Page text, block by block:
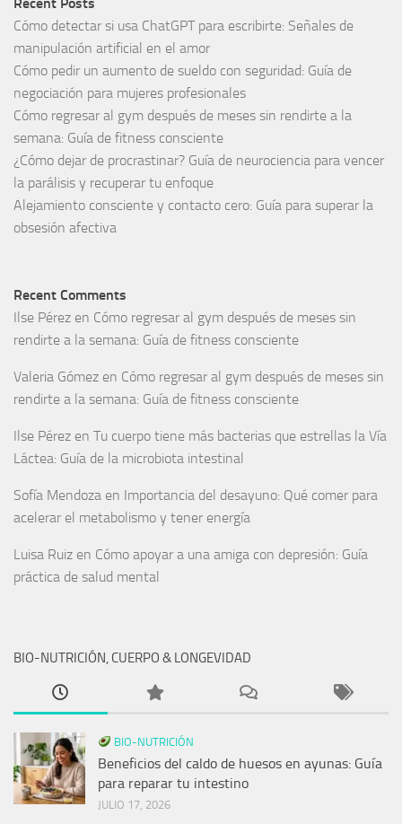
Recent Posts
Cómo detectar si usa ChatGPT para escribirte: Señales de
manipulación artificial en el amor
Cómo pedir un aumento de sueldo con seguridad: Guía de
negociación para mujeres profesionales
Cómo regresar al gym después de meses sin rendirte a la
semana: Guía de fitness consciente
¿Cómo dejar de procrastinar? Guía de neurociencia para vencer
la parálisis y recuperar tu enfoque
Alejamiento consciente y contacto cero: Guía para superar la
obsesión afectiva
Recent Comments
Ilse Pérez en Cómo regresar al gym después de meses sin
rendirte a la semana: Guía de fitness consciente
Valeria Gómez en Cómo regresar al gym después de meses sin
rendirte a la semana: Guía de fitness consciente
Ilse Pérez en Tu cuerpo tiene más bacterias que estrellas la Vía
Láctea: Guía de la microbiota intestinal
Sofía Mendoza en Importancia del desayuno: Qué comer para
acelerar el metabolismo y tener energía
Luisa Ruiz en Cómo apoyar a una amiga con depresión: Guía
práctica de salud mental
BIO-NUTRICIÓN, CUERPO & LONGEVIDAD
BIO-NUTRICIÓN
Beneficios del caldo de huesos en ayunas: Guía
para reparar tu intestino
JULIO 17, 2026